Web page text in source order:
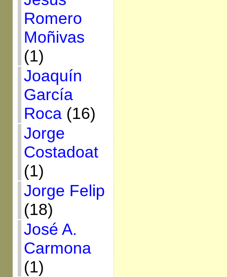
Romero
Moñivas
(1)
Joaquín
García
Roca(16)
Jorge
Costadoat
(1)
Jorge Felip
(18)
José A.
Carmona
(1)